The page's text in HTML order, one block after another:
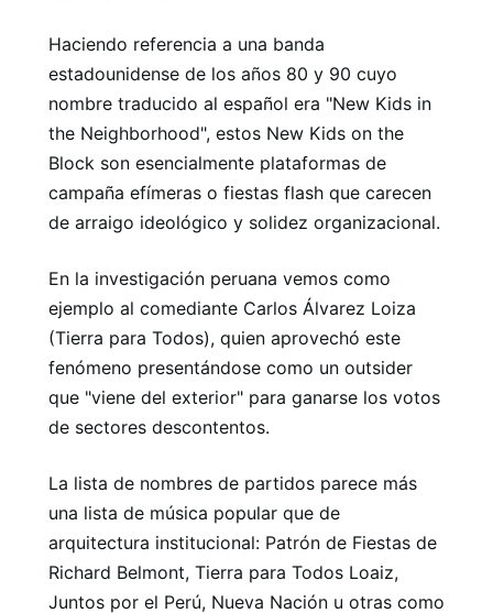
Haciendo referencia a una banda
estadounidense de los años 80 y 90 cuyo
nombre traducido al español era "New Kids in
the Neighborhood", estos New Kids on the
Block son esencialmente plataformas de
campaña efímeras o fiestas flash que carecen
de arraigo ideológico y solidez organizacional.
En la investigación peruana vemos como
ejemplo al comediante Carlos Álvarez Loiza
(Tierra para Todos), quien aprovechó este
fenómeno presentándose como un outsider
que "viene del exterior" para ganarse los votos
de sectores descontentos.
La lista de nombres de partidos parece más
una lista de música popular que de
arquitectura institucional: Patrón de Fiestas de
Richard Belmont, Tierra para Todos Loaiz,
Juntos por el Perú, Nueva Nación u otras como